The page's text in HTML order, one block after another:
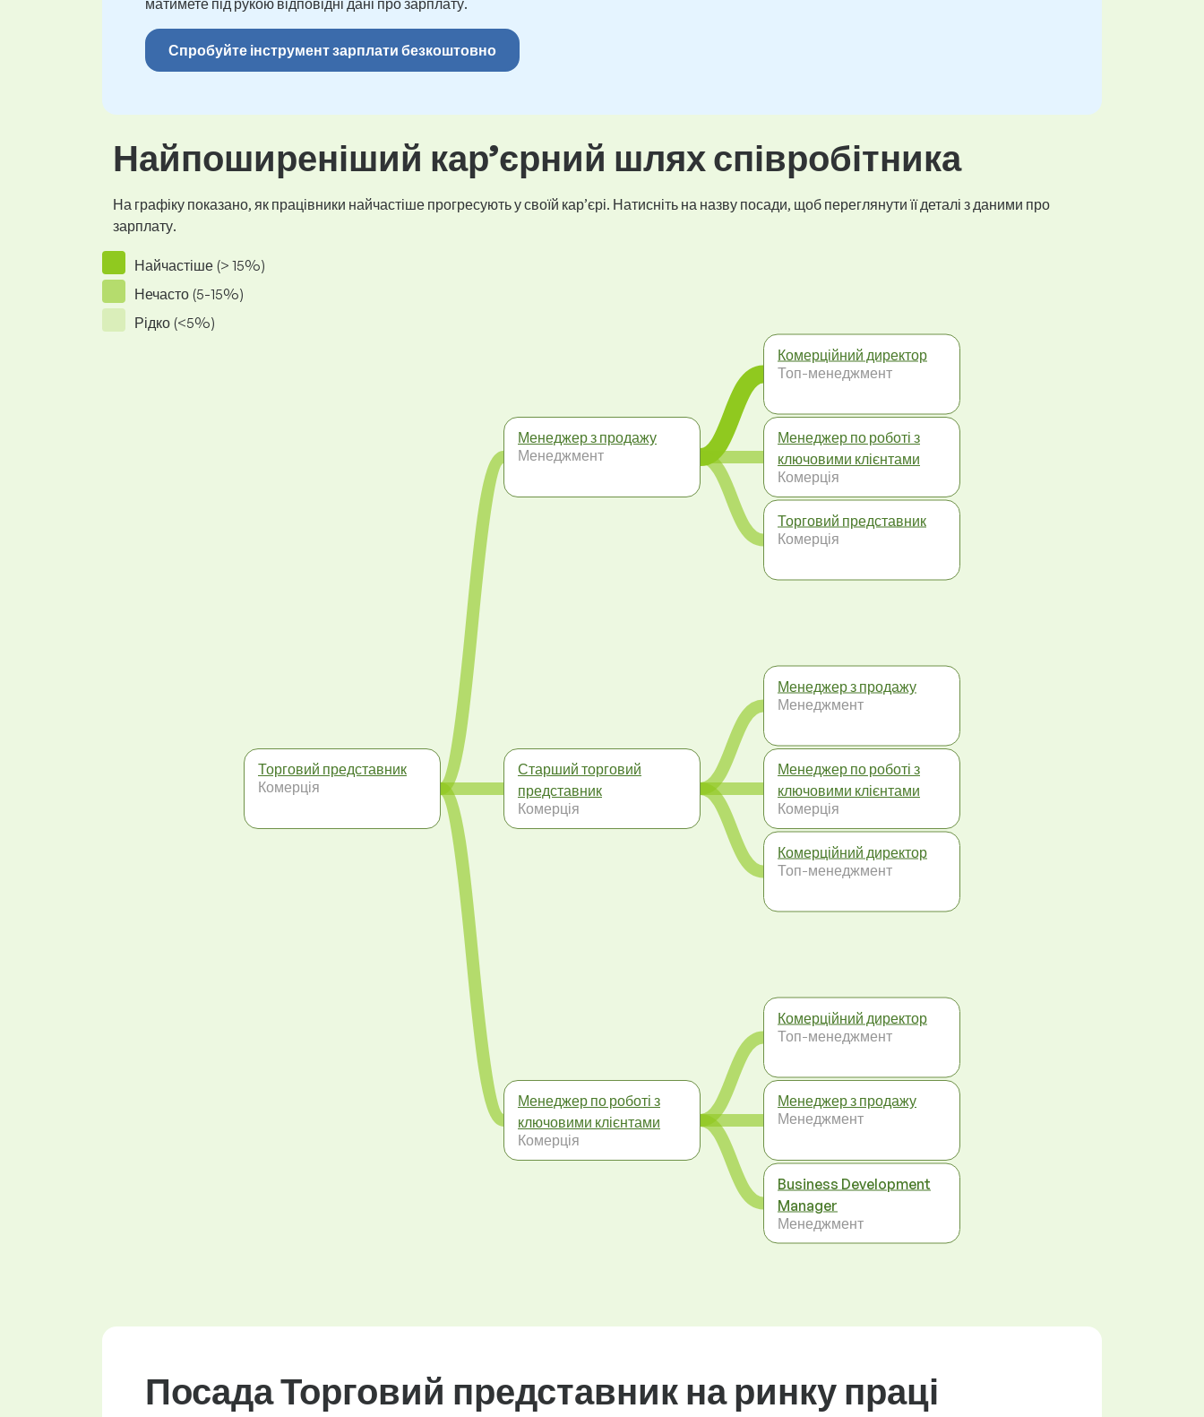
Спробуйте інструмент зарплати безкоштовно
Найпоширеніший кар’єрний шлях співробітника
На графіку показано, як працівники найчастіше прогресують у своїй кар’єрі. Натисніть на назву посади, щоб переглянути її деталі з даними про
зарплату.
Найчастіше (> 15%)
Нечасто (5-15%)
Рідко (<5%)
Торговий представник
Комерція
Менеджер з продажу
Менеджмент
Старший торговий
представник
Комерція
Менеджер по роботі з
ключовими клієнтами
Комерція
Комерційний директор
Топ-менеджмент
Менеджер по роботі з
ключовими клієнтами
Комерція
Торговий представник
Комерція
Менеджер з продажу
Менеджмент
Менеджер по роботі з
ключовими клієнтами
Комерція
Комерційний директор
Топ-менеджмент
Комерційний директор
Топ-менеджмент
Менеджер з продажу
Менеджмент
Business Development
Manager
Менеджмент
Посада Торговий представник на ринку праці